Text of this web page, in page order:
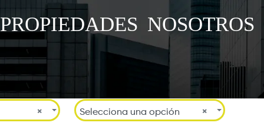
PROPIEDADES NOSOTROS
× ×
Selecciona una opción